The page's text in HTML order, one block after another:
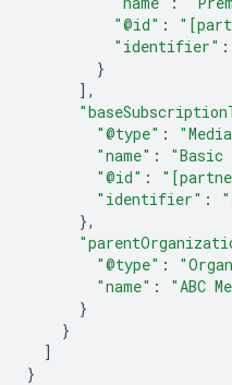
"@id" :
"identifier" :
}
],
"@type" :
"name" : "Basic
"@id" :
"identifier" :
},
"@type" :
"name" :
"ABC
}
}
]
}